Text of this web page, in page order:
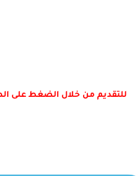
للتقديم من خلال الضغط على